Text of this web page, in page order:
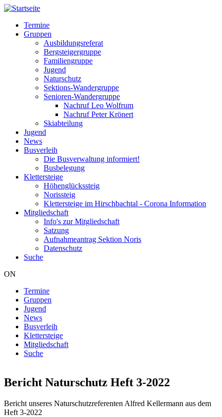
Direkt
Inhalt
Hauptnavigation
Termine
Gruppen
Ausbildungsreferat
Bergsteigergruppe
Familiengruppe
Jugend
Naturschutz
Sektions-Wandergruppe
Senioren-Wandergruppe
Nachruf Leo Wolfrum
Nachruf Peter Krönert
Skiabteilung
Jugend
News
Busverleih
Die Busverwaltung informiert!
Busbelegung
Klettersteige
Höhenglückssteig
Norissteig
Klettersteige im Hirschbachtal - Corona Information
Mitgliedschaft
Info's zur Mitgliedschaft
Satzung
Aufnahmeantrag Sektion Noris
Datenschutz
Suche
ON
Hauptnavigation
Termine
Gruppen
Jugend
News
Busverleih
Klettersteige
Mitgliedschaft
Suche
Bericht Naturschutz Heft 3-2022
Bericht unseres Naturschutzreferenten Alfred Kellermann aus dem
Heft 3-2022